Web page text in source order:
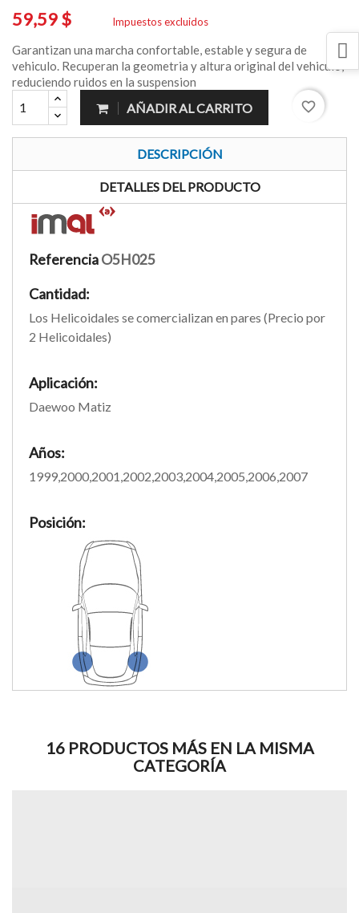
59,59 $ Impuestos excluidos
Garantizan una marcha confortable, estable y segura de
vehiculo. Recuperan la geometria y altura original del vehiculo,
reduciendo ruidos en la suspension
AÑADIR AL CARRITO favorite_border
DESCRIPCIÓN
DETALLES DEL PRODUCTO
ReferenciaO5H025
Cantidad:
Los Helicoidales se comercializan en pares (Precio por
2 Helicoidales)
Aplicación:
Daewoo Matiz
Años:
1999,2000,2001,2002,2003,2004,2005,2006,2007
Posición:
16 PRODUCTOS MÁS EN LA MISMA
CATEGORÍA